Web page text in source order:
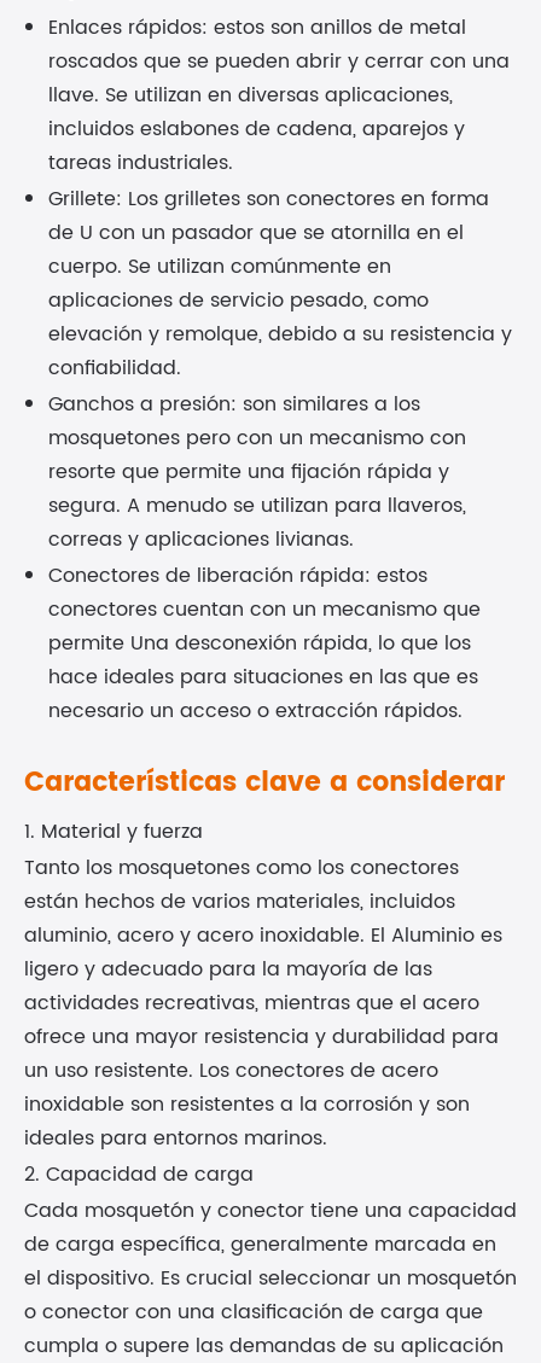
Enlaces rápidos: estos son anillos de metal
roscados que se pueden abrir y cerrar con una
llave. Se utilizan en diversas aplicaciones,
incluidos eslabones de cadena, aparejos y
tareas industriales.
Grillete: Los grilletes son conectores en forma
de U con un pasador que se atornilla en el
cuerpo. Se utilizan comúnmente en
aplicaciones de servicio pesado, como
elevación y remolque, debido a su resistencia y
confiabilidad.
Ganchos a presión: son similares a los
mosquetones pero con un mecanismo con
resorte que permite una fijación rápida y
segura. A menudo se utilizan para llaveros,
correas y aplicaciones livianas.
Conectores de liberación rápida: estos
conectores cuentan con un mecanismo que
permite Una desconexión rápida, lo que los
hace ideales para situaciones en las que es
necesario un acceso o extracción rápidos.
Características clave a considerar
1. Material y fuerza
Tanto los mosquetones como los conectores
están hechos de varios materiales, incluidos
aluminio, acero y acero inoxidable. El Aluminio es
ligero y adecuado para la mayoría de las
actividades recreativas, mientras que el acero
ofrece una mayor resistencia y durabilidad para
un uso resistente. Los conectores de acero
inoxidable son resistentes a la corrosión y son
ideales para entornos marinos.
2. Capacidad de carga
Cada mosquetón y conector tiene una capacidad
de carga específica, generalmente marcada en
el dispositivo. Es crucial seleccionar un mosquetón
o conector con una clasificación de carga que
cumpla o supere las demandas de su aplicación